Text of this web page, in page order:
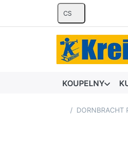
CS
KOUPELNY
Domovská stránka